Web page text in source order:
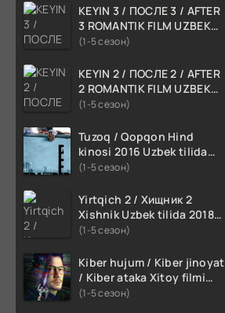
KEYIN 3 / ПОСЛЕ 3 / AFTER
3 ROMANTIK FILM UZBEK
TILIDA 2021 TARJIMA FILM
(1-5 сезон)
KEYIN 2 / ПОСЛЕ 2 / AFTER
2 ROMANTIK FILM UZBEK
TILIDA 2020 TARJIMA FILM
(1-5 сезон)
Tuzoq / Qopqon Hind
kinosi 2016 Uzbek tilida
tarjima film HD
(1-5 сезон)
Yirtqich 2 / Хищник 2
Xishnik Uzbek tilida 2018-
2024 O'zbekcha tarjima
(1-5 сезон)
Kiber hujum / Kiber jinoyat
/ Kiber ataka Xitoy filmi
Uzbek tilida O'zbekcha
(1-5 сезон)